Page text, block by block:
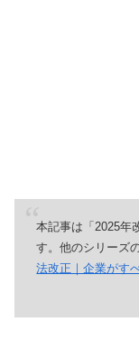
本記事は「2025年
す。他のシリーズ
法改正｜企業がす